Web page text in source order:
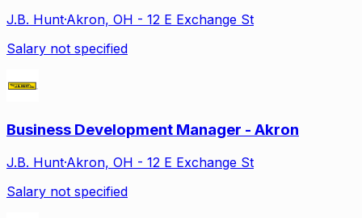
J.B. Hunt·Akron, OH - 12 E Exchange St
Salary not specified
Business Development Manager - Akron
J.B. Hunt·Akron, OH - 12 E Exchange St
Salary not specified